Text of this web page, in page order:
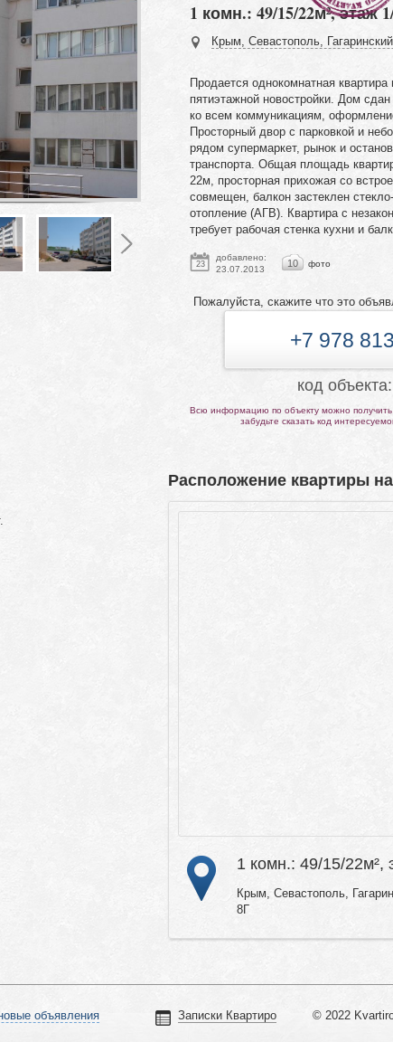
1 комн.: 49/15/22м², этаж
Крым, Севастополь,
Продается однокомнатная
пятиэтажной новостройки. Дом
ко всем коммуникациям,
Просторный двор с парковкой и
рядом супермаркет, рынок и
транспорта. Общая площадь
22м, просторная прихожая со
совмещен, балкон застеклен
отопление (АГВ). Квартира с
требует рабочая стенка кухни и
23
добавлено:
23.07.2013
10 фото
Пожалуйста, скажите что это
+7 978
код объекта:
Всю информацию по объекту можно
забудьте сказать код
Расположение квартиры
1 комн.: 49/15/22м²,
Крым, Севастополь,
8Г
объявления Записки Квартиро © 2022